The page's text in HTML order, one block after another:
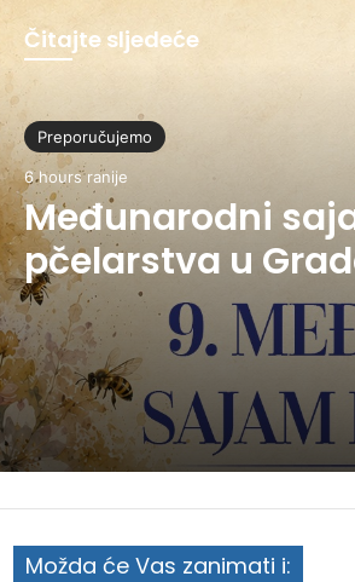
Čitajte sljedeće
Preporučujemo
6 hours ranije
Međunarodni
pčelarstva u
okupit će više od
izlagača iz pet
Možda će Vas zanimati i: